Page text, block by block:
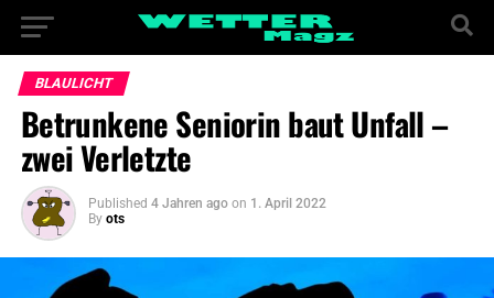
BLAULICHT
Betrunkene Seniorin baut Unfall –
zwei Verletzte
Published 4 Jahren ago on 1. April 2022
By ots